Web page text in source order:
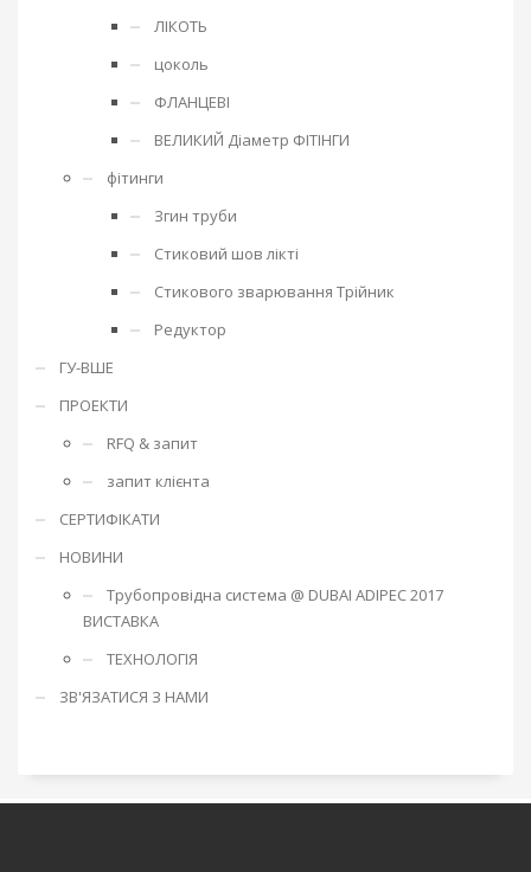
ЛІКОТЬ
цоколь
ФЛАНЦЕВІ
ВЕЛИКИЙ Діаметр ФІТІНГИ
фітинги
Згин труби
Стиковий шов лікті
Стикового зварювання Трійник
Редуктор
ГУ-ВШЕ
ПРОЕКТИ
RFQ & запит
запит клієнта
СЕРТИФІКАТИ
НОВИНИ
Трубопровідна система @ DUBAI ADIPEC 2017
ВИСТАВКА
ТЕХНОЛОГІЯ
ЗВ'ЯЗАТИСЯ З НАМИ